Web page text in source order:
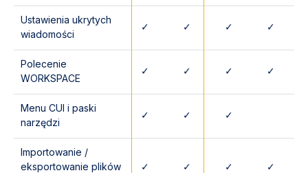
Ustawienia ukrytych
wiadomości
✓ ✓ ✓ ✓
Polecenie
WORKSPACE
✓ ✓ ✓ ✓
Menu CUI i paski
narzędzi
✓ ✓ ✓
Importowanie /
eksportowanie plików
✓ ✓ ✓ ✓